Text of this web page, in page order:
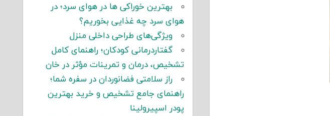
بهترین خوراکی ها در هوای سرد؛ در
هوای سرد چه غذایی بخوریم؟
ویژگی‌های طراحی داخلی منزل
گفتاردرمانی کودکان؛ راهنمای کامل
تشخیص، درمان و تمرینات مؤثر در خان
راز سلامتی فضانوردان در سفره شما؛
راهنمای جامع تشخیص و خرید بهترین
پودر اسپیرولینا